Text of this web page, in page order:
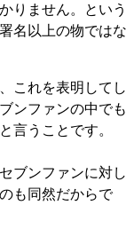
りません。という
名以上の物ではな
これを表明してし
ンファンの中でも
言うことです。
ブンファンに対し
も同然だからで